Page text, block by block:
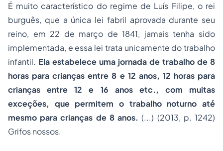
É muito característico do regime de Luís Filipe, o rei
burguês, que a única lei fabril aprovada durante seu
reino, em 22 de março de 1841, jamais tenha sido
implementada, e essa lei trata unicamente do trabalho
infantil. Ela estabelece uma jornada de trabalho de 8
horas para crianças entre 8 e 12 anos, 12 horas para
crianças entre 12 e 16 anos etc., com muitas
exceções, que permitem o trabalho noturno até
mesmo para crianças de 8 anos.(...) (2013, p. 1242)
Grifos nossos.